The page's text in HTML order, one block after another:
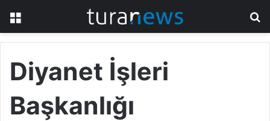
Diyanet İşleri
Başkanlığı